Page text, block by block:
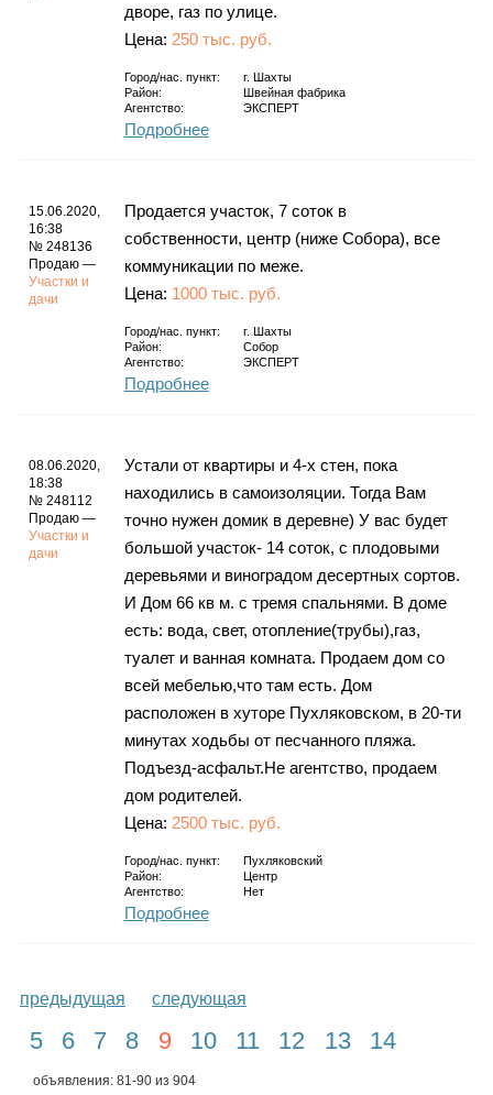
дворе, газ по улице.
Цена: 250 тыс. руб.
Город/нас. пункт: г.
Шахты
Район:
Швейная фабрика
Агентство:
ЭКСПЕРТ
Подробнее
15.06.2020,
16:38
№ 248136
Продаю —
Участки и
дачи
Продается участок, 7 соток в
собственности, центр (ниже Собора), все
коммуникации по меже.
Цена: 1000 тыс. руб.
Город/нас. пункт: г.
Шахты
Район:
Собор
Агентство:
ЭКСПЕРТ
Подробнее
08.06.2020,
18:38
№ 248112
Продаю —
Участки и
дачи
Устали от квартиры и 4-х стен, пока
находились в самоизоляции. Тогда Вам
точно нужен домик в деревне) У вас будет
большой участок- 14 соток, с плодовыми
деревьями и виноградом десертных сортов.
И Дом 66 кв м. с тремя спальнями. В доме
есть: вода, свет, отопление(трубы),газ,
туалет и ванная комната. Продаем дом со
всей мебелью,что там есть. Дом
расположен в хуторе Пухляковском, в 20-ти
минутах ходьбы от песчанного пляжа.
Подъезд-асфальт.Не агентство, продаем
дом родителей.
Цена: 2500 тыс. руб.
Город/нас. пункт:
Пухляковский
Район:
Центр
Агентство:
Нет
Подробнее
предыдущая следующая
5 6 7 8 9 10 11 12 13 14
объявления: 81-90 из 904